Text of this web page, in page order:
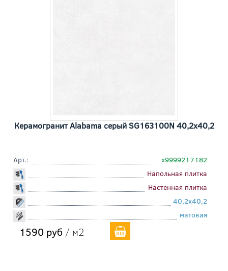
Керамогранит Alabama серый SG163100N 40,2x40,2
Арт.:
х9999217182
Напольная плитка
Настенная плитка
40,2x40,2
матовая
1590 руб / м2